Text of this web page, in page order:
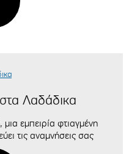
Λαδάδικα
εμπειρία φτιαγμένη
τις αναμνήσεις σας